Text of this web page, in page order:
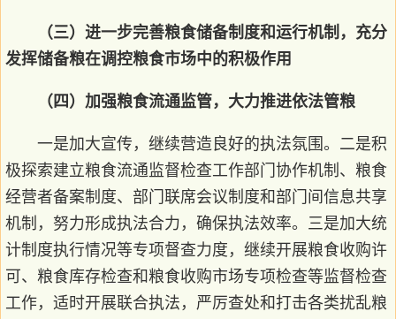
（三）进一步完善粮食储备制度和运行机制，充分
发挥储备粮在调控粮食市场中的积极作用
（四）加强粮食流通监管，大力推进依法管粮
一是加大宣传，继续营造良好的执法氛围。二是积
极探索建立粮食流通监督检查工作部门协作机制、粮食
经营者备案制度、部门联席会议制度和部门间信息共享
机制，努力形成执法合力，确保执法效率。三是加大统
计制度执行情况等专项督查力度，继续开展粮食收购许
可、粮食库存检查和粮食收购市场专项检查等监督检查
工作，适时开展联合执法，严厉查处和打击各类扰乱粮